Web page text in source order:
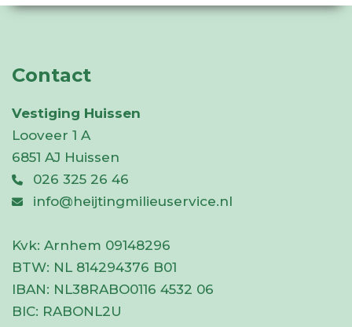
Contact
Vestiging Huissen
Looveer 1 A
6851 AJ Huissen
026 325 26 46
info@heijtingmilieuservice.nl
Kvk: Arnhem 09148296
BTW: NL 814294376 B01
IBAN: NL38RABO0116 4532 06
BIC: RABONL2U